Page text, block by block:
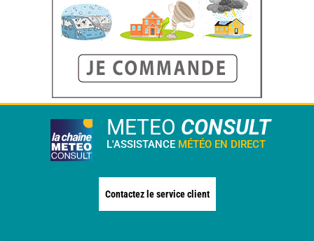
METEO CONSULT
L'ASSISTANCE MÉTÉO EN DIRECT
Contactez le service client